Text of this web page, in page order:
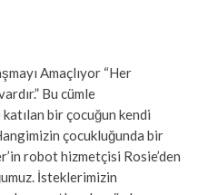
Amaçlıyor “Her
Bu cümle
bir çocuğun kendi
çocukluğunda bir
robot hizmetçisi Rosie’den
İsteklerimizin